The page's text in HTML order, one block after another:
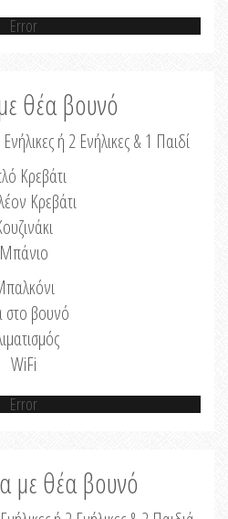
Error
θέα βουνό
ή 2 Ενήλικες & 1 Παιδί
Κρεβάτι
Κρεβάτι
Μπάνιο
στο βουνό
WiFi
Error
με θέα βουνό